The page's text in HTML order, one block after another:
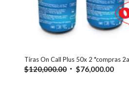
Tiras On Call Plus 50x 2 *compras
$120,000.00 El $76,000.00El